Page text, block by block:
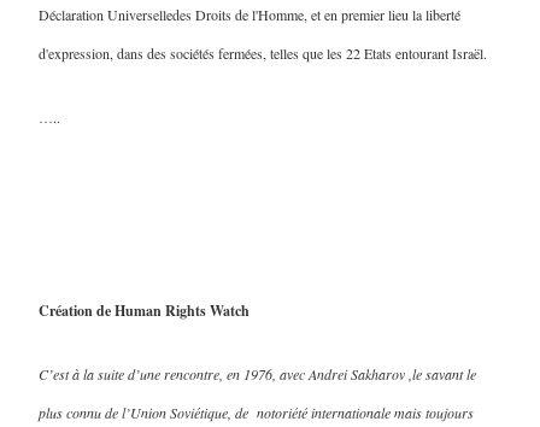
Déclaration Universelledes Droits de l'Homme, et en premier lieu la liberté
d'expression, dans des sociétés fermées, telles que les 22 Etats entourant Israël.
…..
Création de Human Rights Watch
C’est à la suite d’une rencontre, en 1976, avec Andrei Sakharov ,le savant le
plus connu de l’Union Soviétique, de notoriété internationale mais toujours